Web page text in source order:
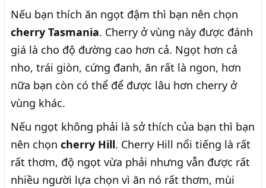
Nếu bạn thích ăn ngọt đậm thì bạn nên chọn
cherry Tasmania. Cherry ở vùng này được đánh
giá là cho độ đường cao hơn cả. Ngọt hơn cả
nho, trái giòn, cứng đanh, ăn rất là ngon, hơn
nữa bạn còn có thể để được lâu hơn cherry ở
vùng khác.
Nếu ngọt không phải là sở thích của bạn thì bạn
nên chọn cherry Hill. Cherry Hill nổi tiếng là rất
rất thơm, độ ngọt vừa phải nhưng vẫn được rất
nhiều người lựa chọn vì ăn nó rất thơm, mùi